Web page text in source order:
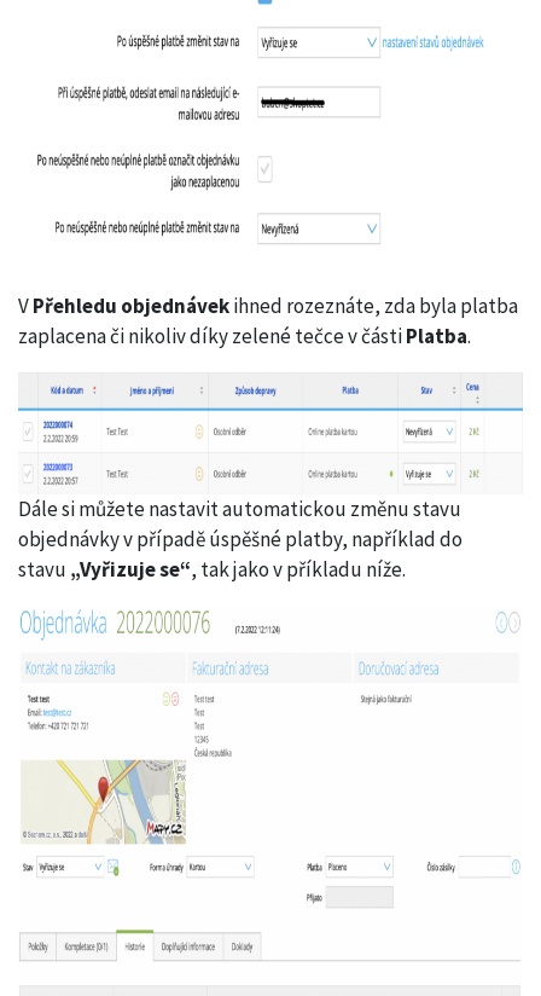
VPřehledu objednávekihned rozeznáte, zda byla platba
zaplacena či nikoliv díky zelené tečce v částiPlatba.
Dále si můžete nastavit automatickou změnu stavu
objednávky v případě úspěšné platby, například do
stavu „Vyřizuje se“, tak jako v příkladu níže.